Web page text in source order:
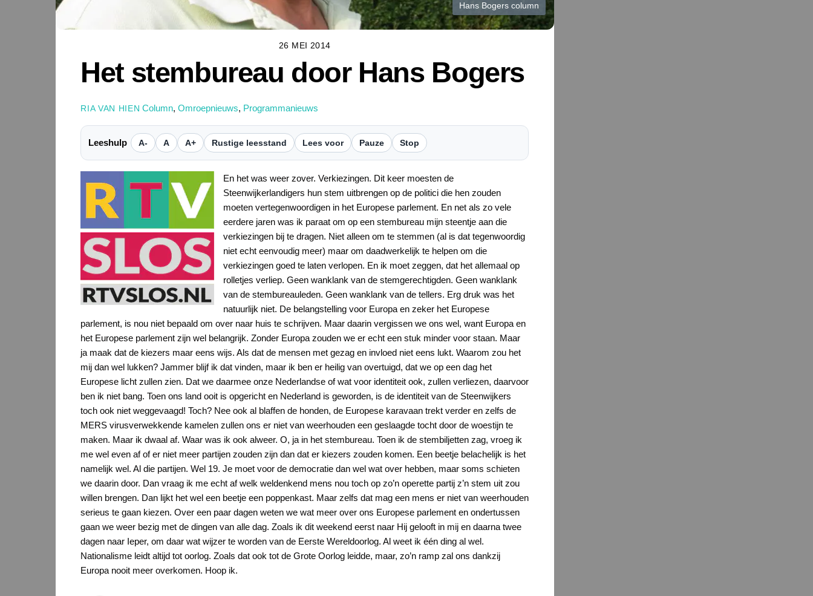
Hans Bogers column
26 MEI 2014
Het stembureau door Hans Bogers
RIA VAN HIEN Column,Omroepnieuws, Programmanieuws
Leeshulp A- A A+ Rustige leesstand Lees voor Pauze Stop
En het was weer zover. Verkiezingen. Dit keer moesten de
Steenwijkerlandigers hun stem uitbrengen op de politici die hen zouden
moeten vertegenwoordigen in het Europese parlement. En net als zo vele
eerdere jaren was ik paraat om op een stembureau mijn steentje aan die
verkiezingen bij te dragen. Niet alleen om te stemmen (al is dat tegenwoordig
niet echt eenvoudig meer) maar om daadwerkelijk te helpen om die
verkiezingen goed te laten verlopen. En ik moet zeggen, dat het allemaal op
rolletjes verliep. Geen wanklank van de stemgerechtigden. Geen wanklank
van de stembureauleden. Geen wanklank van de tellers. Erg druk was het
natuurlijk niet. De belangstelling voor Europa en zeker het Europese
parlement, is nou niet bepaald om over naar huis te schrijven. Maar daarin vergissen we ons wel, want Europa en
het Europese parlement zijn wel belangrijk. Zonder Europa zouden we er echt een stuk minder voor staan. Maar
ja maak dat de kiezers maar eens wijs. Als dat de mensen met gezag en invloed niet eens lukt. Waarom zou het
mij dan wel lukken? Jammer blijf ik dat vinden, maar ik ben er heilig van overtuigd, dat we op een dag het
Europese licht zullen zien. Dat we daarmee onze Nederlandse of wat voor identiteit ook, zullen verliezen, daarvoor
ben ik niet bang. Toen ons land ooit is opgericht en Nederland is geworden, is de identiteit van de Steenwijkers
toch ook niet weggevaagd! Toch? Nee ook al blaffen de honden, de Europese karavaan trekt verder en zelfs de
MERS virusverwekkende kamelen zullen ons er niet van weerhouden een geslaagde tocht door de woestijn te
maken. Maar ik dwaal af. Waar was ik ook alweer. O, ja in het stembureau. Toen ik de stembiljetten zag, vroeg ik
me wel even af of er niet meer partijen zouden zijn dan dat er kiezers zouden komen. Een beetje belachelijk is het
namelijk wel. Al die partijen. Wel 19. Je moet voor de democratie dan wel wat over hebben, maar soms schieten
we daarin door. Dan vraag ik me echt af welk weldenkend mens nou toch op zo’n operette partij z’n stem uit zou
willen brengen. Dan lijkt het wel een beetje een poppenkast. Maar zelfs dat mag een mens er niet van weerhouden
serieus te gaan kiezen. Over een paar dagen weten we wat meer over ons Europese parlement en ondertussen
gaan we weer bezig met de dingen van alle dag. Zoals ik dit weekend eerst naar Hij gelooft in mij en daarna twee
dagen naar Ieper, om daar wat wijzer te worden van de Eerste Wereldoorlog. Al weet ik één ding al wel.
Nationalisme leidt altijd tot oorlog. Zoals dat ook tot de Grote Oorlog leidde, maar, zo’n ramp zal ons dankzij
Europa nooit meer overkomen. Hoop ik.